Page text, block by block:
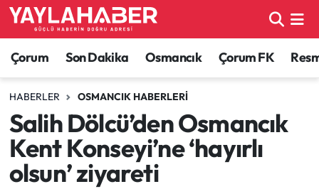
Çorum Son Dakika Osmancık Çorum FK
HABERLER OSMANCIK HABERLERI
Salih Dölcü’den Osmancık
Kent Konseyi’ne ‘hayırlı
olsun’ ziyareti
Alaca Haberleri
Bayat Haberleri
Bilgi - Keşfet Haberleri
Bilim ve Teknoloji
Çorum Nöbetçi Eczaneler
Çorum Hava Durumu
Çorum Namaz Vakitleri
Çorum Trafik Yoğunluk Haritası